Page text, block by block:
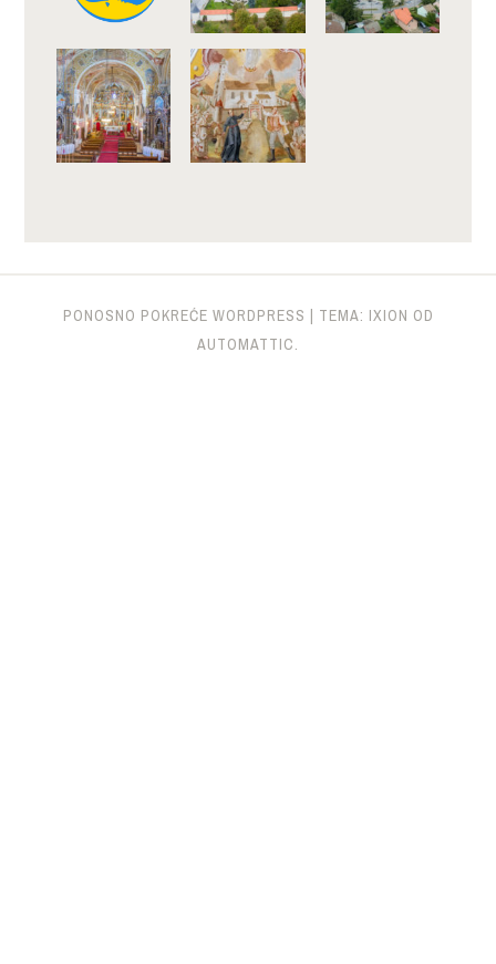
PONOSNO POKREĆE WORDPRESS | TEMA: IXION OD
AUTOMATTIC.